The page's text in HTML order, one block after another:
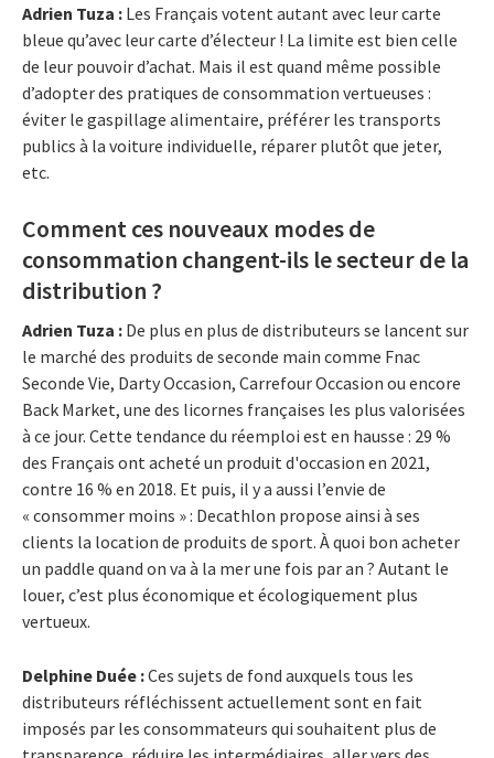
Adrien Tuza : Les Français votent autant avec leur carte
bleue qu’avec leur carte d’électeur ! La limite est bien celle
de leur pouvoir d’achat. Mais il est quand même possible
d’adopter des pratiques de consommation vertueuses :
éviter le gaspillage alimentaire, préférer les transports
publics à la voiture individuelle, réparer plutôt que jeter,
etc.
Comment ces nouveaux modes de
consommation changent-ils le secteur de la
distribution ?
Adrien Tuza : De plus en plus de distributeurs se lancent sur
le marché des produits de seconde main comme Fnac
Seconde Vie, Darty Occasion, Carrefour Occasion ou encore
Back Market, une des licornes françaises les plus valorisées
à ce jour. Cette tendance du réemploi est en hausse : 29 %
des Français ont acheté un produit d'occasion en 2021,
contre 16 % en 2018. Et puis, il y a aussi l’envie de
« consommer moins » : Decathlon propose ainsi à ses
clients la location de produits de sport. À quoi bon acheter
un paddle quand on va à la mer une fois par an ? Autant le
louer, c’est plus économique et écologiquement plus
vertueux.
Delphine Duée :Ces sujets de fond auxquels tous les
distributeurs réfléchissent actuellement sont en fait
imposés par les consommateurs qui souhaitent plus de